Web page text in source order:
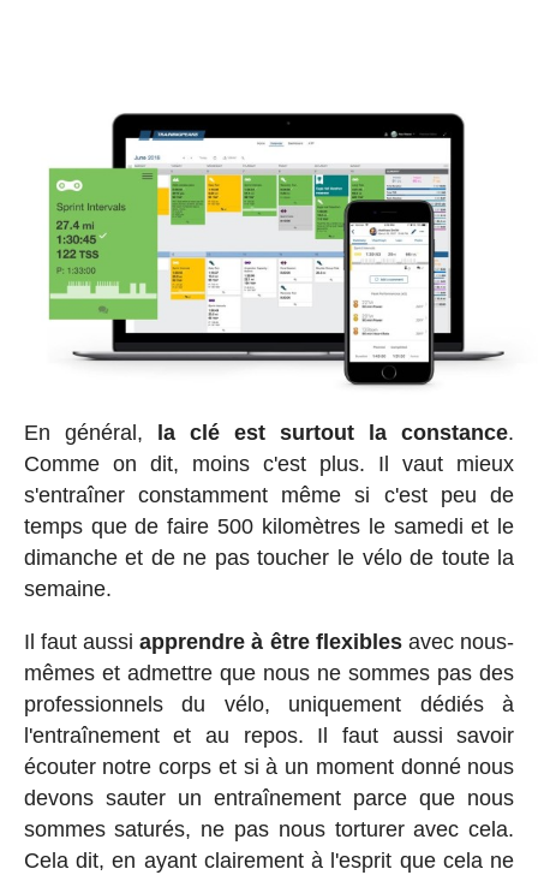
En général, la clé est surtout la constance.
Comme on dit, moins c'est plus. Il vaut mieux
s'entraîner constamment même si c'est peu de
temps que de faire 500 kilomètres le samedi et le
dimanche et de ne pas toucher le vélo de toute la
semaine.
Il faut aussiapprendre à être flexiblesavec nous-
mêmes et admettre que nous ne sommes pas des
professionnels du vélo, uniquement dédiés à
l'entraînement et au repos. Il faut aussi savoir
écouter notre corps et si à un moment donné nous
devons sauter un entraînement parce que nous
sommes saturés, ne pas nous torturer avec cela.
Cela dit, en ayant clairement à l'esprit que cela ne